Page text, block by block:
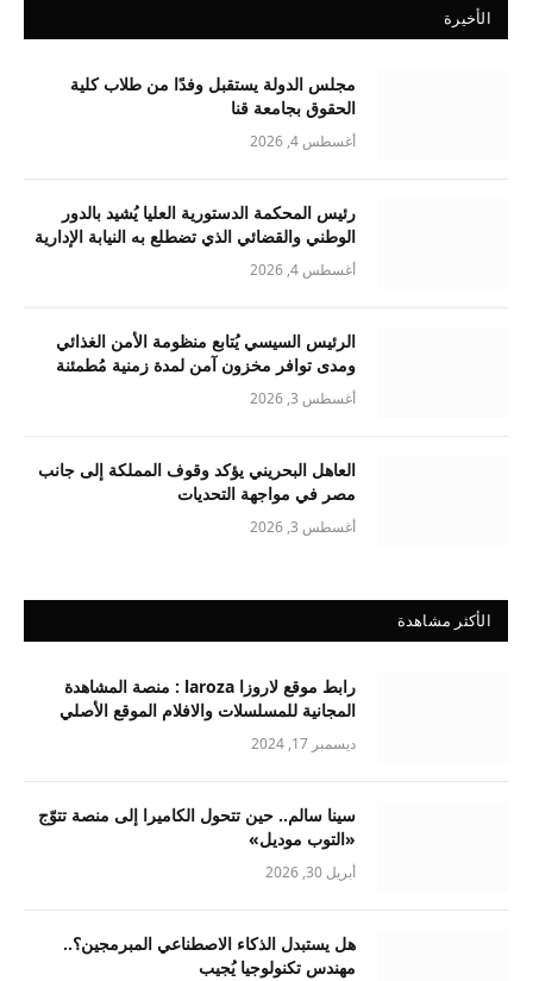
الأخيرة
مجلس الدولة يستقبل وفدًا من طلاب كلية
الحقوق بجامعة قنا
أغسطس 4, 2026
رئيس المحكمة الدستورية العليا يُشيد بالدور
الوطني والقضائي الذي تضطلع به النيابة الإدارية
أغسطس 4, 2026
الرئيس السيسي يُتابع منظومة الأمن الغذائي
ومدى توافر مخزون آمن لمدة زمنية مُطمئنة
أغسطس 3, 2026
العاهل البحريني يؤكد وقوف المملكة إلى جانب
مصر في مواجهة التحديات
أغسطس 3, 2026
الأكثر مشاهدة
رابط موقع لاروزا laroza : منصة المشاهدة
المجانية للمسلسلات والافلام الموقع الأصلي
ديسمبر 17, 2024
سينا سالم.. حين تتحول الكاميرا إلى منصة تتوّج
«التوب موديل»
أبريل 30, 2026
هل يستبدل الذكاء الاصطناعي المبرمجين؟..
مهندس تكنولوجيا يُجيب